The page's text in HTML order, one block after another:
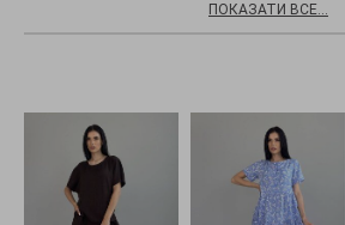
ПОКАЗАТИ ВСЕ...